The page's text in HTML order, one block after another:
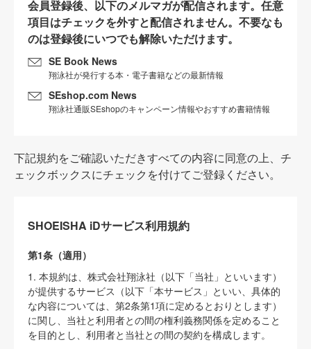
会員登録後、以下のメルマガが配信されます。任意
項目はチェックを外すと配信されません。不要なも
のは登録後にいつでも解除いただけます。
SE Book News
翔泳社が発行する本・電子書籍などの最新情報
SEshop.com News
翔泳社通販SEshopのキャンペーン情報やおすすめ書籍情報
下記規約をご確認いただきすべての内容に同意の上、チ
ェックボックスにチェックを付けてご登録ください。
SHOEISHA iDサービス利用規約
第1条（適用）
1. 本規約は、株式会社翔泳社（以下「当社」といいます）
が提供するサービス（以下「本サービス」といい、具体的
な内容については、第2条第1項に定めるとおりとします）
に関し、当社と利用者との間の権利義務関係を定めること
を目的とし、利用者と当社との間の契約を構成します。